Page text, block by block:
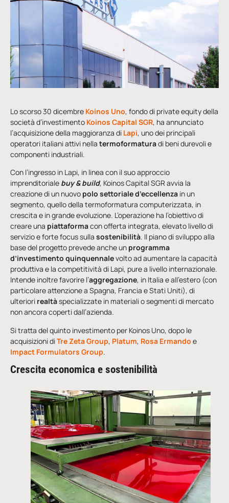
Lo scorso 30 dicembre Koinos Uno, fondo di private equity della
società d’investimento Koinos Capital SGR, ha annunciato
l’acquisizione della maggioranza di Lapi, uno dei principali
operatori italiani attivi nella termoformaturadi beni durevoli e
componenti industriali.
Con l’ingresso in Lapi, in linea con il suo approccio
imprenditoriale buy & build, Koinos Capital SGR avvia la
creazione di un nuovo polo settoriale d’eccellenza in un
segmento, quello della termoformatura computerizzata, in
crescita e in grande evoluzione. L’operazione ha l’obiettivo di
creare una piattaformacon offerta integrata, elevato livello di
servizio e forte focus sulla sostenibilità. Il piano di sviluppo alla
base del progetto prevede anche un programma
d’investimento quinquennalevolto ad aumentare la capacità
produttiva e la competitività di Lapi, pure a livello internazionale.
Intende inoltre favorire l’aggregazione, in Italia e all’estero (con
particolare attenzione a Spagna, Francia e Stati Uniti), di
ulteriori realtàspecializzate in materiali o segmenti di mercato
non ancora coperti dall’azienda.
Si tratta del quinto investimento per Koinos Uno, dopo le
acquisizioni diTre Zeta Group, Platum, Rosa Ermando e
Impact Formulators Group.
Crescita economica e sostenibilità